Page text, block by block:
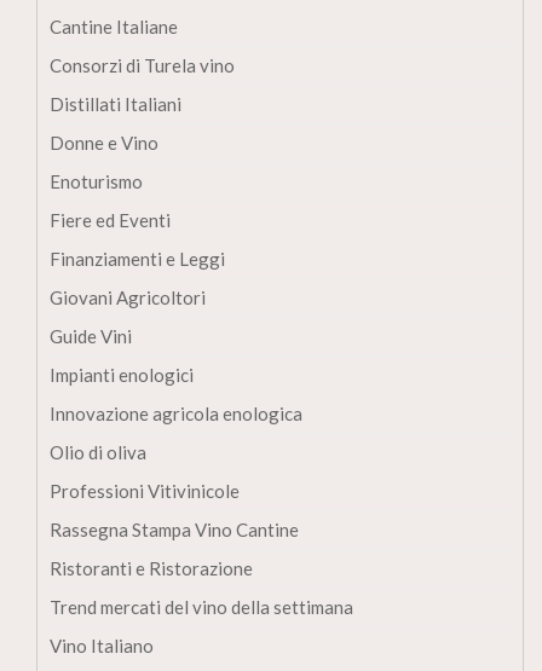
Cantine Italiane
Consorzi di Turela vino
Distillati Italiani
Donne e Vino
Enoturismo
Fiere ed Eventi
Finanziamenti e Leggi
Giovani Agricoltori
Guide Vini
Impianti enologici
Innovazione agricola enologica
Olio di oliva
Professioni Vitivinicole
Rassegna Stampa Vino Cantine
Ristoranti e Ristorazione
Trend mercati del vino della settimana
Vino Italiano